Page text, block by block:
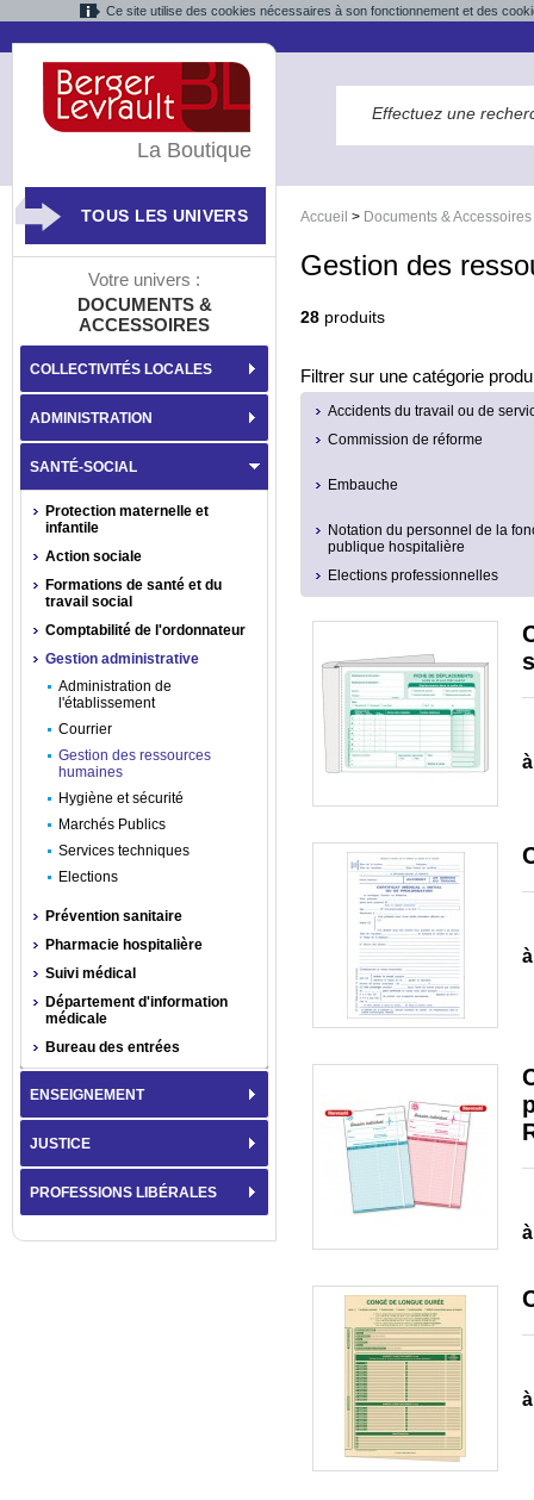
Ce site utilise des cookies nécessaires à son fonctionnement et des
Accueil > Documents & Accessoires
Gestion des
28 produits
Filtrer sur une catégorie
Accidents du travail ou de
Commission de réforme
Embauche
Notation du personnel de la
publique hospitalière
Elections professionnelles
La Boutique
TOUS LES UNIVERS
Votre univers :
DOCUMENTS &
ACCESSOIRES
COLLECTIVITÉS LOCALES
ADMINISTRATION
SANTÉ-SOCIAL
Protection maternelle et
infantile
Action sociale
Formations de santé et du
travail social
Comptabilité de l'ordonnateur
Gestion administrative
Administration de
l'établissement
Courrier
Gestion des ressources
humaines
Hygiène et sécurité
Marchés Publics
Services techniques
Elections
Prévention sanitaire
Pharmacie hospitalière
Suivi médical
Département d'information
médicale
Bureau des entrées
ENSEIGNEMENT
JUSTICE
PROFESSIONS LIBÉRALES